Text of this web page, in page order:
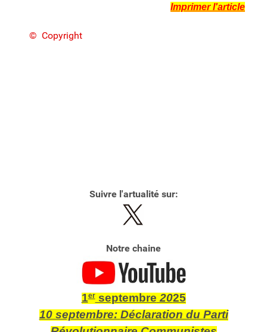
Imprimer l'article
© Copyright
Suivre l'artualité sur:
Notre chaine
1erseptembre 2025
10 septembre: Déclaration du Parti